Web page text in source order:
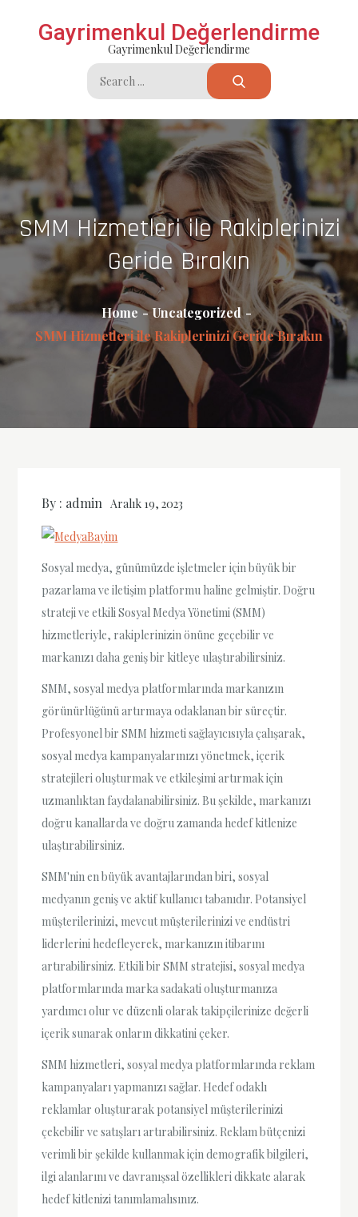
Gayrimenkul Değerlendirme
Gayrimenkul Değerlendirme
Search
for:
SMM Hizmetleri ile Rakiplerinizi
Geride Bırakın
Home
Uncategorized
SMM Hizmetleri ile Rakiplerinizi Geride Bırakın
By : admin Aralık 19, 2023
Sosyal medya, günümüzde işletmeler için büyük bir
pazarlama ve iletişim platformu haline gelmiştir. Doğru
strateji ve etkili Sosyal Medya Yönetimi (SMM)
hizmetleriyle, rakiplerinizin önüne geçebilir ve
markanızı daha geniş bir kitleye ulaştırabilirsiniz.
SMM, sosyal medya platformlarında markanızın
görünürlüğünü artırmaya odaklanan bir süreçtir.
Profesyonel bir SMM hizmeti sağlayıcısıyla çalışarak,
sosyal medya kampanyalarınızı yönetmek, içerik
stratejileri oluşturmak ve etkileşimi artırmak için
uzmanlıktan faydalanabilirsiniz. Bu şekilde, markanızı
doğru kanallarda ve doğru zamanda hedef kitlenize
ulaştırabilirsiniz.
SMM'nin en büyük avantajlarından biri, sosyal
medyanın geniş ve aktif kullanıcı tabanıdır. Potansiyel
müşterilerinizi, mevcut müşterilerinizi ve endüstri
liderlerini hedefleyerek, markanızın itibarını
artırabilirsiniz. Etkili bir SMM stratejisi, sosyal medya
platformlarında marka sadakati oluşturmanıza
yardımcı olur ve düzenli olarak takipçilerinize değerli
içerik sunarak onların dikkatini çeker.
SMM hizmetleri, sosyal medya platformlarında reklam
kampanyaları yapmanızı sağlar. Hedef odaklı
reklamlar oluşturarak potansiyel müşterilerinizi
çekebilir ve satışları artırabilirsiniz. Reklam bütçenizi
verimli bir şekilde kullanmak için demografik bilgileri,
ilgi alanlarını ve davranışsal özellikleri dikkate alarak
hedef kitlenizi tanımlamalısınız.